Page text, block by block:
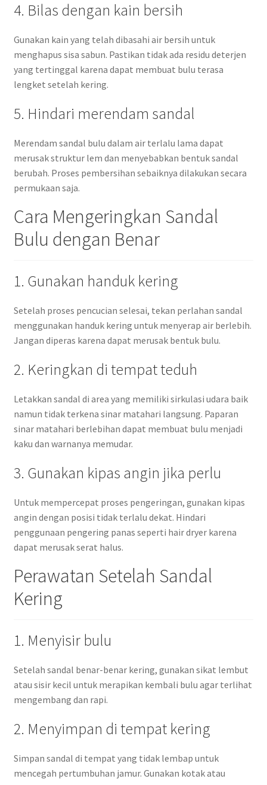
4. Bilas dengan kain bersih
Gunakan kain yang telah dibasahi air bersih untuk
menghapus sisa sabun. Pastikan tidak ada residu deterjen
yang tertinggal karena dapat membuat bulu terasa
lengket setelah kering.
5. Hindari merendam sandal
Merendam sandal bulu dalam air terlalu lama dapat
merusak struktur lem dan menyebabkan bentuk sandal
berubah. Proses pembersihan sebaiknya dilakukan secara
permukaan saja.
Cara Mengeringkan Sandal
Bulu dengan Benar
1. Gunakan handuk kering
Setelah proses pencucian selesai, tekan perlahan sandal
menggunakan handuk kering untuk menyerap air berlebih.
Jangan diperas karena dapat merusak bentuk bulu.
2. Keringkan di tempat teduh
Letakkan sandal di area yang memiliki sirkulasi udara baik
namun tidak terkena sinar matahari langsung. Paparan
sinar matahari berlebihan dapat membuat bulu menjadi
kaku dan warnanya memudar.
3. Gunakan kipas angin jika perlu
Untuk mempercepat proses pengeringan, gunakan kipas
angin dengan posisi tidak terlalu dekat. Hindari
penggunaan pengering panas seperti hair dryer karena
dapat merusak serat halus.
Perawatan Setelah Sandal
Kering
1. Menyisir bulu
Setelah sandal benar-benar kering, gunakan sikat lembut
atau sisir kecil untuk merapikan kembali bulu agar terlihat
mengembang dan rapi.
2. Menyimpan di tempat kering
Simpan sandal di tempat yang tidak lembap untuk
mencegah pertumbuhan jamur. Gunakan kotak atau